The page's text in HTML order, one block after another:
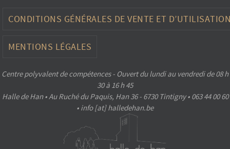
CONDITIONS GÉNÉRALES DE VENTE ET
MENTIONS LÉGALES
Centre polyvalent de compétences - Ouvert du lundi au vendredi de 08 h
30 à 16 h 45
Halle de Han • Au Ruché du Paquis, Han 36 - 6730 Tintigny • 063 44 00 60
• info [at] halledehan.be